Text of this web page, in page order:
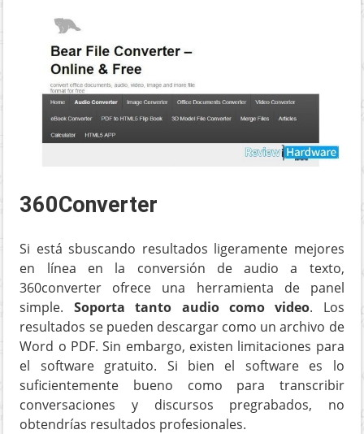
360Converter
Si está sbuscando resultados ligeramente mejores
en línea en la conversión de audio a texto,
360converter ofrece una herramienta de panel
simple. Soporta tanto audio como video. Los
resultados se pueden descargar como un archivo de
Word o PDF. Sin embargo, existen limitaciones para
el software gratuito. Si bien el software es lo
suficientemente bueno como para transcribir
conversaciones y discursos pregrabados, no
obtendrías resultados profesionales.